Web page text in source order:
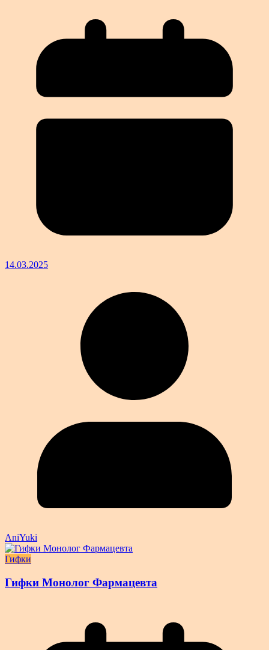
14.03.2025
AniYuki
Гифки
Гифки Монолог Фармацевта